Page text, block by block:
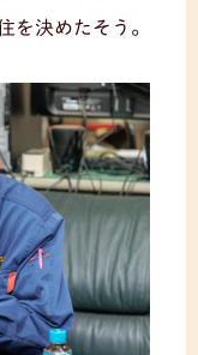
を決めたそう。